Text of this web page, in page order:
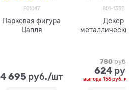
F01047
Парковая фигура
Цапля
4 695 руб./шт
801-135B
Декор
780 руб.
624
выгода 156 руб.